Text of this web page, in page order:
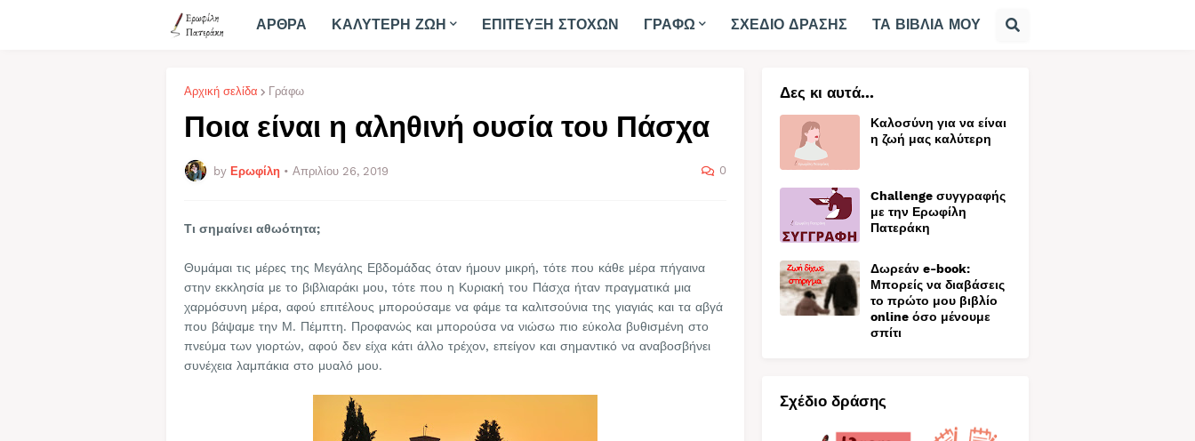
ΑΡΘΡΑ ΚΑΛΥΤΕΡΗ ΖΩΗ ΕΠΙΤΕΥΞΗ ΣΤΟΧΩΝ ΓΡΑΦΩ ΣΧΕΔΙΟ ΔΡΑΣΗΣ ΤΑ ΒΙΒΛΙΑ ΜΟΥ
Αρχική σελίδα Γράφω
Ποια είναι η αληθινή ουσία του Πάσχα
by Ερωφίλη • Απριλίου 26, 2019 0
Τι σημαίνει αθωότητα;
Θυμάμαι τις μέρες της Μεγάλης Εβδομάδας όταν ήμουν μικρή, τότε που κάθε μέρα πήγαινα
στην εκκλησία με το βιβλιαράκι μου, τότε που η Κυριακή του Πάσχα ήταν πραγματικά μια
χαρμόσυνη μέρα, αφού επιτέλους μπορούσαμε να φάμε τα καλιτσούνια της γιαγιάς και τα αβγά
που βάψαμε την Μ. Πέμπτη. Προφανώς και μπορούσα να νιώσω πιο εύκολα βυθισμένη στο
πνεύμα των γιορτών, αφού δεν είχα κάτι άλλο τρέχον, επείγον και σημαντικό να αναβοσβήνει
συνέχεια λαμπάκια στο μυαλό μου.
Δες κι αυτά...
Καλοσύνη για να είναι
η ζωή μας καλύτερη
Challenge συγγραφής
με την Ερωφίλη
Πατεράκη
Δωρεάν e-book:
Μπορείς να διαβάσεις
το πρώτο μου βιβλίο
online όσο μένουμε
σπίτι
Σχέδιο δράσης